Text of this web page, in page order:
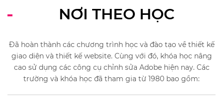
NƠI THEO HỌC
Đã hoàn thành các chương trình học và đào tạo về thiết kế
giao diện và thiết kế website. Cùng với đó, khóa học nâng
cao sử dụng các công cụ chỉnh sửa Adobe hiện nay. Các
trường và khóa học đã tham gia từ 1980 bao gồm: